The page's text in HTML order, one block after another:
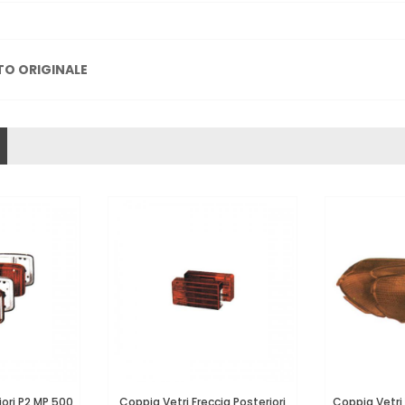
ORIGINALE
P2 MP 500 Coppia Vetri Freccia Posteriori Coppia Vetri